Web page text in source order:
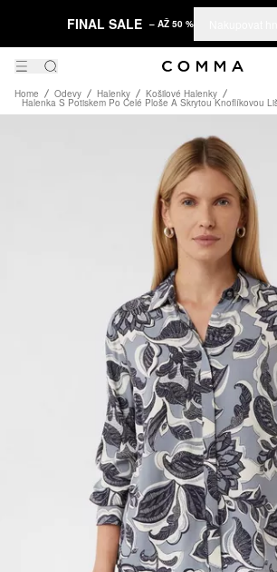
FINAL SALE – AŽ 50 %
Home Odevy Halenky Košilové Halenky
Halenka S Potiskem Po Celé Ploše A Skrytou Knoflíkovou